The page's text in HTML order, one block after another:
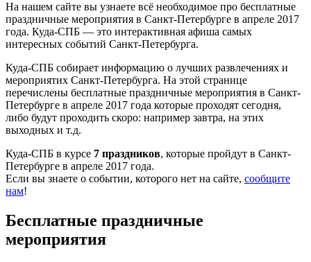
На нашем сайте вы узнаете всё необходимое про бесплатные
праздничные мероприятия в Санкт-Петербурге в апреле 2017
года. Куда-СПБ — это интерактивная афиша самых
интересных событий Санкт-Петербурга.
Куда-СПБ собирает информацию о лучших развлечениях и
мероприятих Санкт-Петербурга. На этой странице
перечислены бесплатные праздничные мероприятия в Санкт-
Петербурге в апреле 2017 года которые проходят сегодня,
либо будут проходить скоро: например завтра, на этих
выходных и т.д.
Куда-СПБ в курсе 7 праздников, которые пройдут в Санкт-
Петербурге в апреле 2017 года.
Если вы знаете о событии, которого нет на сайте, сообщите
нам!
Бесплатные праздничные
мероприятия